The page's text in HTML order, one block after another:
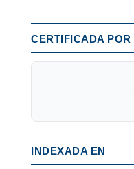
CERTIFICADA POR
INDEXADA EN